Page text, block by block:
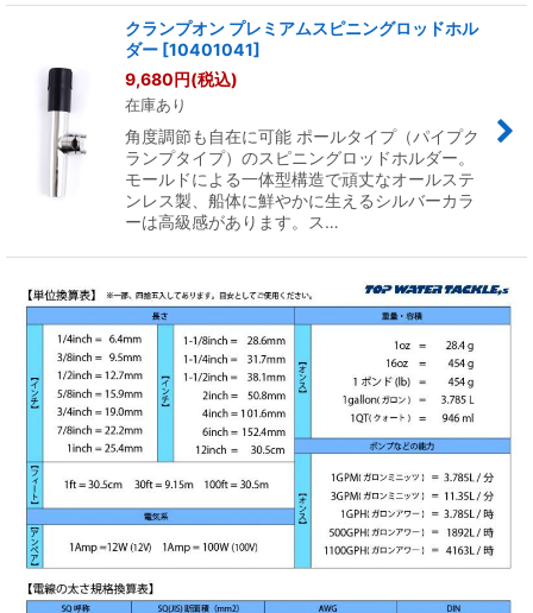
クランプオン プレミアムスピニングロッドホル
ダー [10401041]
9,680円(税込)
在庫あり
角度調節も自在に可能 ポールタイプ（パイプク
ランプタイプ）のスピニングロッドホルダー。
モールドによる一体型構造で頑丈なオールステ
ンレス製、船体に鮮やかに生えるシルバーカラ
ーは高級感があります。ス…